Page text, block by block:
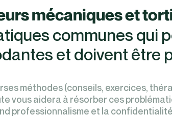
mécaniques et
communes qui
et doivent être
méthodes (conseils, exercices,
vous aidera à résorber ces
professionnalisme et la